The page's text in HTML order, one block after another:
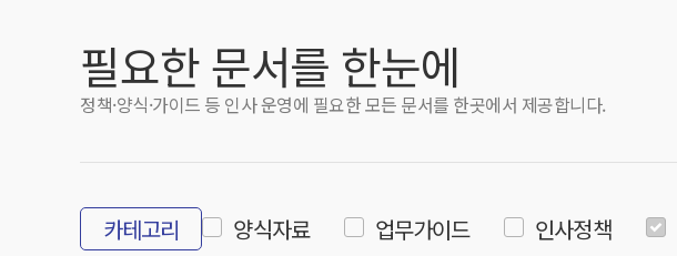
필요한 문서를 한눈에
정책·양식·가이드 등 인사 운영에 필요한 모든 문서를 한곳에서 제공합니다.
카테고리 양식자료 업무가이드 인사정책